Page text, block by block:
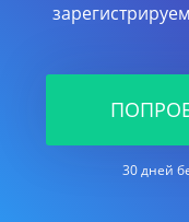
30 дней